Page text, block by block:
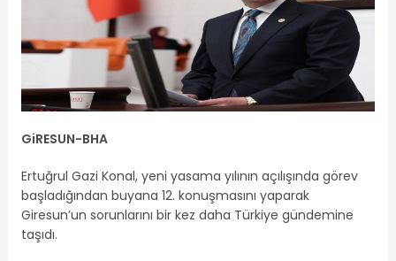
GiRESUN-BHA
Ertuğrul Gazi Konal, yeni yasama yılının açılışında görev
başladığından buyana 12. konuşmasını yaparak
Giresun’un sorunlarını bir kez daha Türkiye gündemine
taşıdı.